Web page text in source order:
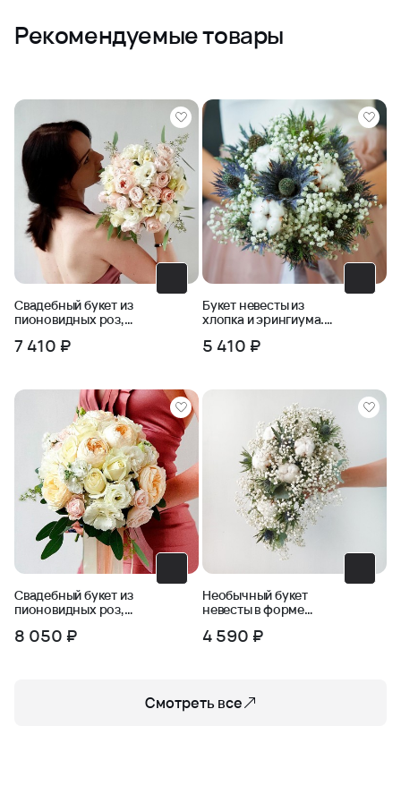
Рекомендуемые товары
Свадебный букет из
пионовидных роз,
7 410 ₽
Букет невесты из
хлопка и эрингиума.
5 410 ₽
Свадебный букет из
пионовидных роз,
8 050 ₽
Необычный букет
невесты в форме
эрингиума и
4 590 ₽
Смотреть все